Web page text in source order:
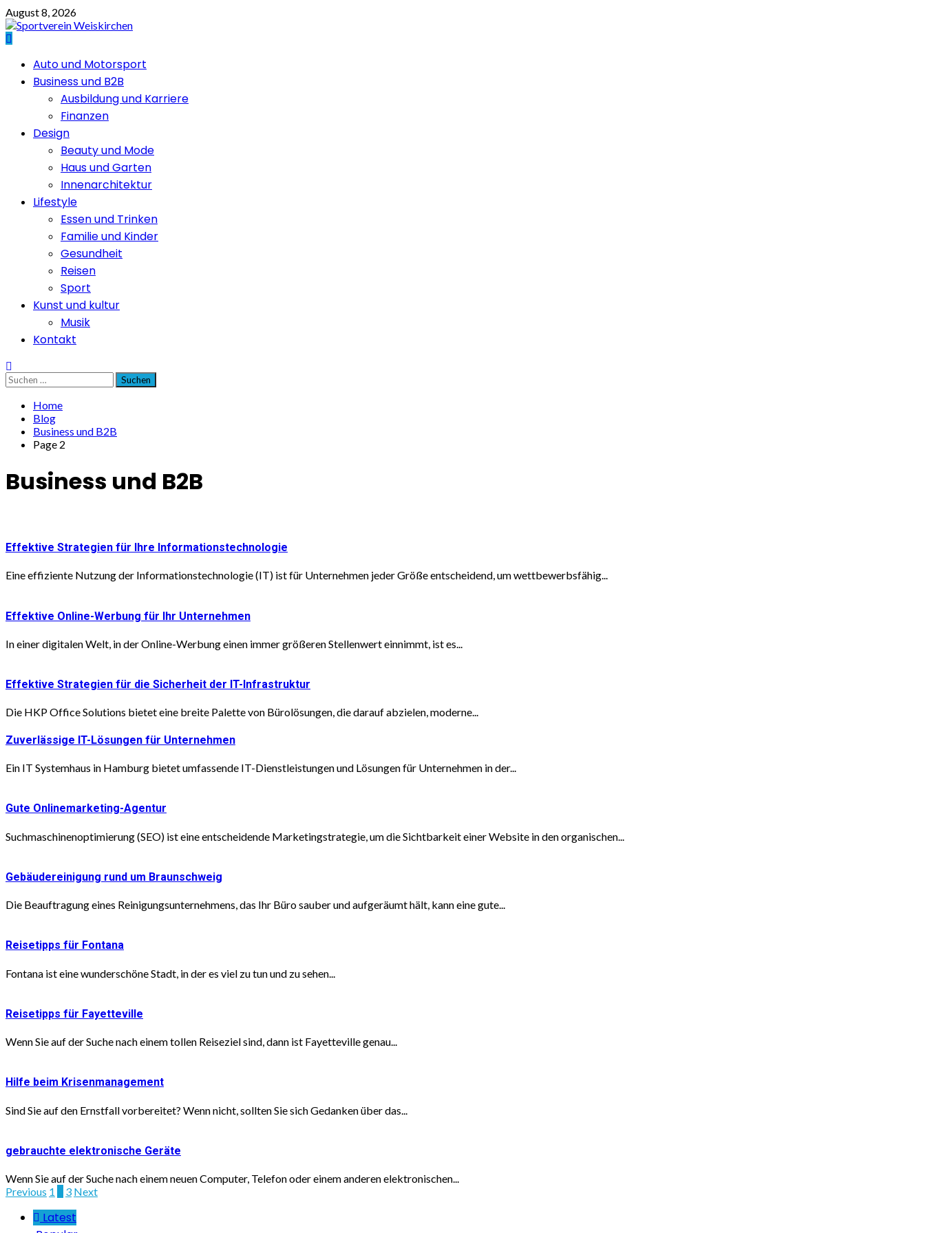
Skip
to
content
August 8, 2026
PrimaryAuto und Motorsport
Business und B2B
Ausbildung und Karriere
Finanzen
Design
Beauty und Mode
Haus und Garten
Innenarchitektur
Lifestyle
Essen und Trinken
Familie und Kinder
Gesundheit
Reisen
Sport
Kunst und kultur
Musik
Kontakt
Suchen
nach:
Home
Blog
Business und B2B
Page 2
Business und B2B
Effektive Strategien für Ihre Informationstechnologie
Eine effiziente Nutzung der Informationstechnologie (IT) ist für Unternehmen jeder Größe entscheidend, um wettbewerbsfähig...
Effektive Online-Werbung für Ihr Unternehmen
In einer digitalen Welt, in der Online-Werbung einen immer größeren Stellenwert einnimmt, ist es...
Effektive Strategien für die Sicherheit der IT-Infrastruktur
Die HKP Office Solutions bietet eine breite Palette von Bürolösungen, die darauf abzielen, moderne...
Zuverlässige IT-Lösungen für Unternehmen
Ein IT Systemhaus in Hamburg bietet umfassende IT-Dienstleistungen und Lösungen für Unternehmen in der...
Gute Onlinemarketing-Agentur
Suchmaschinenoptimierung (SEO) ist eine entscheidende Marketingstrategie, um die Sichtbarkeit einer Website in den organischen...
Gebäudereinigung rund um Braunschweig
Die Beauftragung eines Reinigungsunternehmens, das Ihr Büro sauber und aufgeräumt hält, kann eine gute...
Reisetipps für Fontana
Fontana ist eine wunderschöne Stadt, in der es viel zu tun und zu sehen...
Reisetipps für Fayetteville
Wenn Sie auf der Suche nach einem tollen Reiseziel sind, dann ist Fayetteville genau...
Hilfe beim Krisenmanagement
Sind Sie auf den Ernstfall vorbereitet? Wenn nicht, sollten Sie sich Gedanken über das...
gebrauchte elektronische Geräte
Wenn Sie auf der Suche nach einem neuen Computer, Telefon oder einem anderen elektronischen...
Seitennummerierung
der
Previous 1 3 Next
Latest